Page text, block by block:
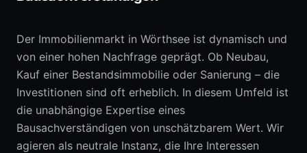
Der Immobilienmarkt in Wörthsee ist dynamisch und
von einer hohen Nachfrage geprägt. Ob Neubau,
Kauf einer Bestandsimmobilie oder Sanierung – die
Investitionen sind oft erheblich. In diesem Umfeld ist
die unabhängige Expertise eines
Bausachverständigen von unschätzbarem Wert. Wir
agieren als neutrale Instanz, die Ihre Interessen